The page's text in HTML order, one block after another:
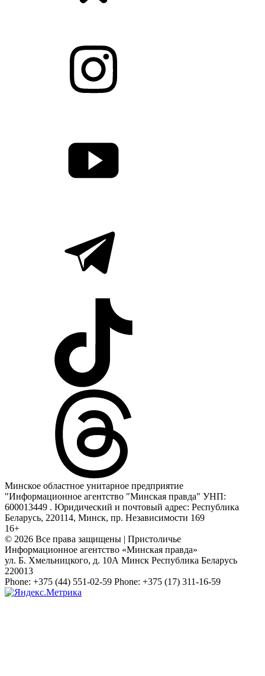
Минское областное унитарное предприятие
"Информационное агентство "Минская правда" УНП:
600013449 . Юридический и почтовый адрес: Республика
Беларусь, 220114, Минск, пр. Независимости 169
16+
© 2026 Все права защищены | Пристоличье
Информационное агентство «Минская правда»
ул. Б. Хмельницкого, д. 10А Минск Республика Беларусь
220013
Phone: +375 (44) 551-02-59 Phone: +375 (17) 311-16-59